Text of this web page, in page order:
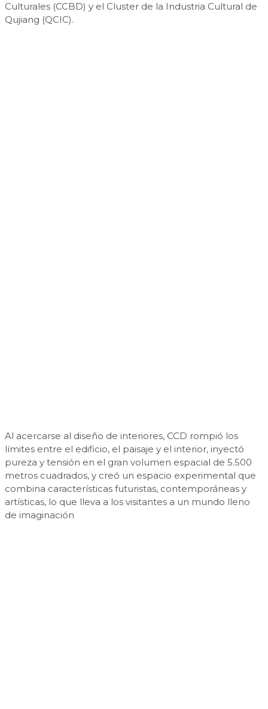
Culturales (CCBD) y el Cluster de la Industria Cultural de
Qujiang (QCIC).
Al acercarse al diseño de interiores, CCD rompió los
límites entre el edificio, el paisaje y el interior, inyectó
pureza y tensión en el gran volumen espacial de 5.500
metros cuadrados, y creó un espacio experimental que
combina características futuristas, contemporáneas y
artísticas, lo que lleva a los visitantes a un mundo lleno
de imaginación